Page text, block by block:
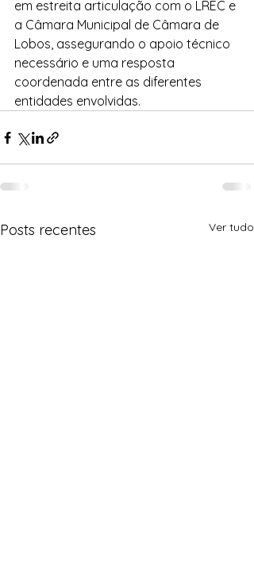
em estreita articulação com o LREC e
a Câmara Municipal de Câmara de
Lobos, assegurando o apoio técnico
necessário e uma resposta
coordenada entre as diferentes
entidades envolvidas.
Posts recentes Ver tudo